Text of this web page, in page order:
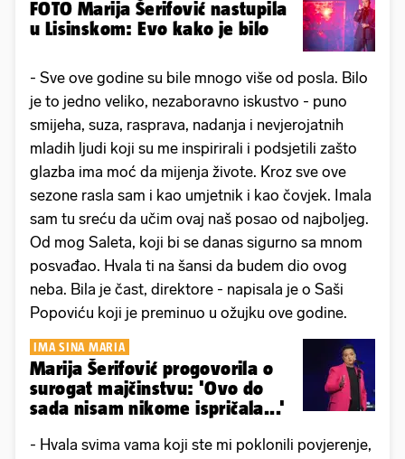
FOTO Marija Šerifović nastupila
u Lisinskom: Evo kako je bilo
- Sve ove godine su bile mnogo više od posla. Bilo
je to jedno veliko, nezaboravno iskustvo - puno
smijeha, suza, rasprava, nadanja i nevjerojatnih
mladih ljudi koji su me inspirirali i podsjetili zašto
glazba ima moć da mijenja živote. Kroz sve ove
sezone rasla sam i kao umjetnik i kao čovjek. Imala
sam tu sreću da učim ovaj naš posao od najboljeg.
Od mog Saleta, koji bi se danas sigurno sa mnom
posvađao. Hvala ti na šansi da budem dio ovog
neba. Bila je čast, direktore - napisala je o Saši
Popoviću koji je preminuo u ožujku ove godine.
IMA SINA MARIA
Marija Šerifović progovorila o
surogat majčinstvu: 'Ovo do
sada nisam nikome ispričala...'
- Hvala svima vama koji ste mi poklonili povjerenje,